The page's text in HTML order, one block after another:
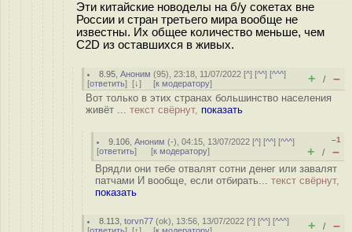
Эти китайские новоделы на б/у сокетах вне
России и стран третьего мира вообще не
известны. Их общее количество меньше, чем
C2D из оставшихся в живых.
8.95 ,Аноним (95), 23:18, 11/07/2022 [^] [^^] [^^^]
[ответить] [↓] [к модератору] + / –
Вот только в этих странах большинство населения
живёт ... текст свёрнут, показать
9.106 ,Аноним (-), 04:15, 13/07/2022 [^] [^^] [^^^]
[ответить] [к модератору]
–1
+ / –
Врядли они тебе отвалят сотни денег или завалят
патчами И вообще, если отбирать... текст свёрнут,
показать
8.113 ,torvn77 (ok), 13:56, 13/07/2022 [^] [^^] [^^^]
+ / –